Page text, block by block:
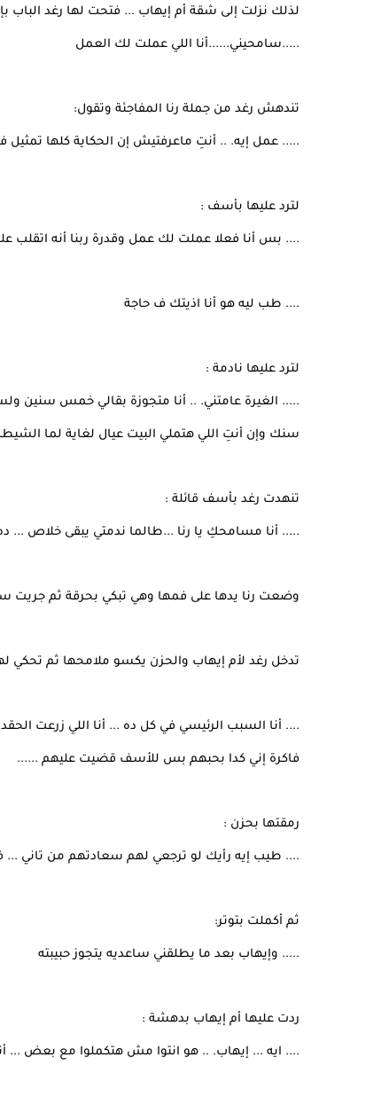
لذلك نزلت إلى شقة أم إيهاب ... فتحت لها رغد الباب
.....سامحيني......أنا اللي عملت لك العمل
تندهش رغد من جملة رنا المفاجئة وتقول:
..... عمل إيه. .. أنتِ ماعرفتيش إن الحكاية كلها تمثيل
لترد عليها بأسف :
.... بس أنا فعلا عملت لك عمل وقدرة ربنا أنه اتقلب
.... طب ليه هو أنا اذيتك ف حاجة
لترد عليها نادمة :
..... الغيرة عامتني. .. أنا متجوزة بقالي خمس سنين
سنك وإن أنتِ اللي هتملي البيت عيال لغاية لما
تنهدت رغد بأسف قائلة :
..... أنا مسامحكِ يا رنا ...طالما ندمتي يبقى خلاص ...
وضعت رنا يدها على فمها وهي تبكي بحرقة ثم جريت
تدخل رغد لأم إيهاب والحزن يكسو ملامحها ثم تحكي
.... أنا السبب الرئيسي في كل ده ... أنا اللي زرعت
فاكرة إني كدا بحبهم بس للأسف قضيت عليهم ......
رمقتها بحزن :
.... طيب إيه رأيك لو ترجعي لهم سعادتهم من تاني ...
ثم أكملت بتوتر:
..... وإيهاب بعد ما يطلقني ساعديه يتجوز حبيبته
ردت عليها أم إيهاب بدهشة :
.... ايه ... إيهاب. .. هو انتوا مش هتكملوا مع بعض ... أنا